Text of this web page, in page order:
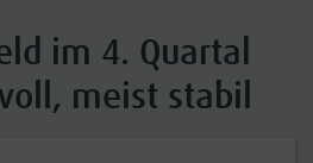
im 4. Quartal
meist stabil